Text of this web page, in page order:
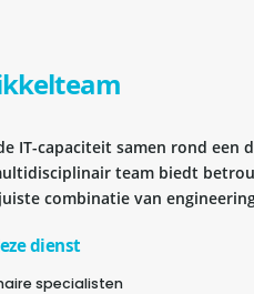
IT-capaciteit samen rond een
team biedt
combinatie van
dienst
specialisten